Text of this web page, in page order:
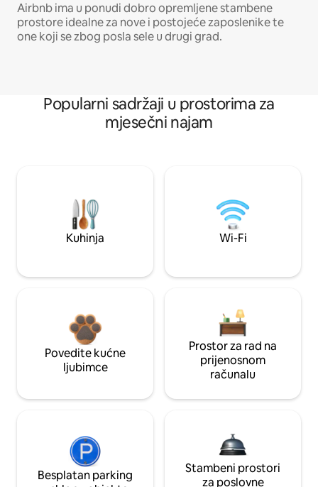
Airbnb ima u ponudi dobro opremljene stambene
prostore idealne za nove i postojeće zaposlenike te
one koji se zbog posla sele u drugi grad.
Popularni sadržaji u prostorima za
mjesečni najam
Kuhinja Wi-Fi
Povedite kućne
ljubimce
Prostor za rad na
prijenosnom
računalu
Besplatan parking
Stambeni prostori
za poslovne